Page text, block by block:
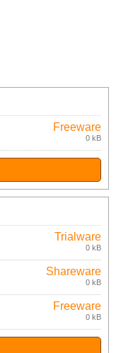
Freeware
0 kB
Trialware
0 kB
Shareware
0 kB
Freeware
0 kB